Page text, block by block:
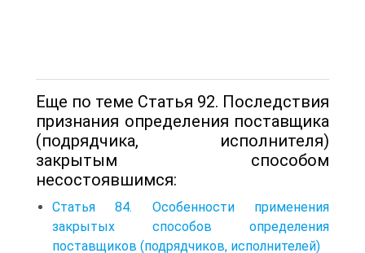
Еще по теме Статья 92. Последствия
признания определения поставщика
(подрядчика, исполнителя)
закрытым способом
несостоявшимся:
Статья 84. Особенности применения
закрытых способов определения
поставщиков (подрядчиков, исполнителей)